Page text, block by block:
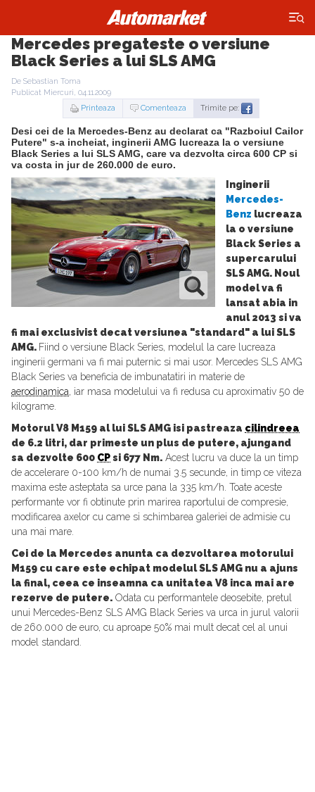
×
Mercedes pregateste o versiune
Black Series a lui SLS AMG
De Sebastian Toma
Publicat Miercuri, 04.11.2009
Printeaza
Comenteaza Trimite pe:
Desi cei de la Mercedes-Benz au declarat ca "Razboiul Cailor
Putere" s-a incheiat, inginerii AMG lucreaza la o versiune
Black Series a lui SLS AMG, care va dezvolta circa 600 CP si
va costa in jur de 260.000 de euro.
Inginerii
Mercedes-
Benz lucreaza
la o versiune
Black Series a
supercarului
SLS AMG. Noul
model va fi
lansat abia in
anul 2013 si va
fi mai exclusivist decat versiunea "standard" a lui SLS
AMG. Fiind o versiune Black Series, modelul la care lucreaza
inginerii germani va fi mai puternic si mai usor. Mercedes SLS AMG
Black Series va beneficia de imbunatatiri in materie de
aerodinamica, iar masa modelului va fi redusa cu aproximativ 50 de
kilograme.
Motorul V8 M159 al lui SLS AMG isi pastreaza cilindreea
de 6.2 litri, dar primeste un plus de putere, ajungand
sa dezvolte 600 CPsi 677 Nm. Acest lucru va duce la un timp
de accelerare 0-100 km/h de numai 3.5 secunde, in timp ce viteza
maxima este asteptata sa urce pana la 335 km/h. Toate aceste
performante vor fi obtinute prin marirea raportului de compresie,
modificarea axelor cu came si schimbarea galeriei de admisie cu
una mai mare.
Cei de la Mercedes anunta ca dezvoltarea motorului
M159 cu care este echipat modelul SLS AMG nu a ajuns
la final, ceea ce inseamna ca unitatea V8 inca mai are
rezerve de putere. Odata cu performantele deosebite, pretul
unui Mercedes-Benz SLS AMG Black Series va urca in jurul valorii
de 260.000 de euro, cu aproape 50% mai mult decat cel al unui
model standard.